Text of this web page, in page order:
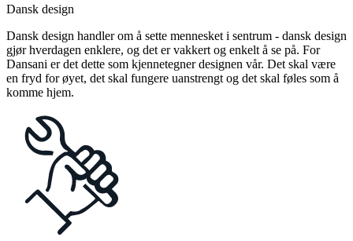
Dansk design
Dansk design handler om å sette mennesket i sentrum - dansk design
gjør hverdagen enklere, og det er vakkert og enkelt å se på. For
Dansani er det dette som kjennetegner designen vår. Det skal være
en fryd for øyet, det skal fungere uanstrengt og det skal føles som å
komme hjem.